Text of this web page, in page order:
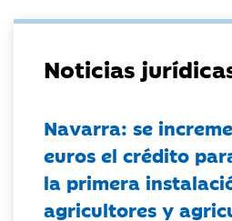
Noticias
Navarra: se
euros el crédito
la primera
agricultores y